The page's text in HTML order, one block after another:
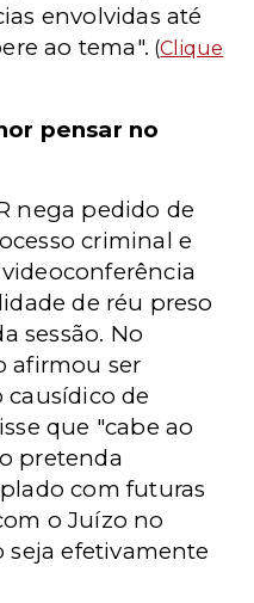
envolvidas até
ao tema". (Clique
pensar no
nega pedido de
criminal e
de réu preso
sessão. No
afirmou ser
de
que "cabe ao
pretenda
com futuras
o Juízo no
seja efetivamente